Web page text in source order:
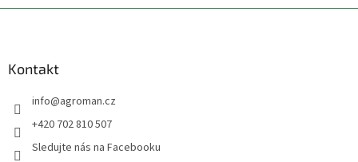
Kontakt
info@agroman.cz
+420 702 810 507
Sledujte nás na Facebooku